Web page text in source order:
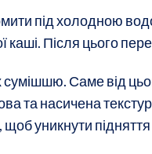
під холодною
Після цього
Саме від
та насичена
уникнути підняття